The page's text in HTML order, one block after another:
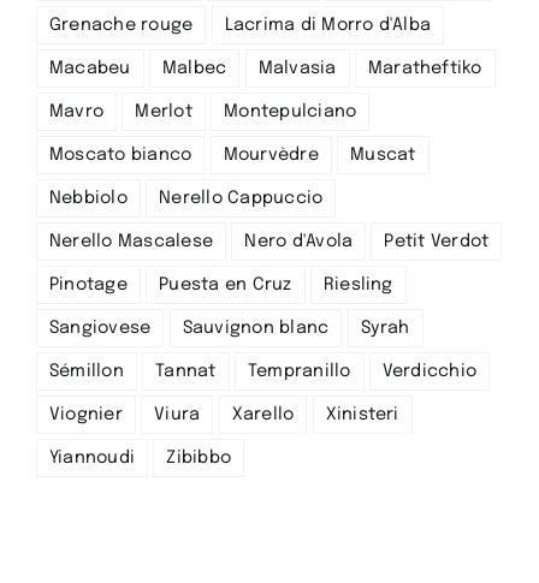
Grenache rouge Lacrima di Morro d'Alba
Macabeu Malbec Malvasia Maratheftiko
Mavro Merlot Montepulciano
Moscato bianco Mourvèdre Muscat
Nebbiolo Nerello Cappuccio
Nerello Mascalese Nero d'Avola Petit Verdot
Pinotage Puesta en Cruz Riesling
Sangiovese Sauvignon blanc Syrah
Sémillon Tannat Tempranillo Verdicchio
Viognier Viura Xarello Xinisteri
Yiannoudi Zibibbo